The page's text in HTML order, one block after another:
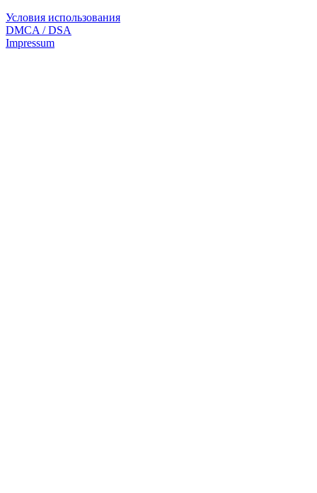
Условия использования
DMCA / DSA
Impressum